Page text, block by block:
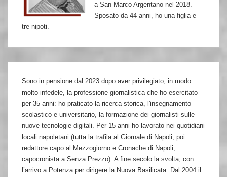
a San Marco Argentano nel 2018.
Sposato da 44 anni, ho una figlia e
tre nipoti.
Sono in pensione dal 2023 dopo aver privilegiato, in modo
molto infedele, la professione giornalistica che ho esercitato
per 35 anni: ho praticato la ricerca storica, l'insegnamento
scolastico e universitario, la formazione dei giornalisti sulle
nuove tecnologie digitali. Per 15 anni ho lavorato nei quotidiani
locali napoletani (tutta la trafila al Giornale di Napoli, poi
redattore capo al Mezzogiorno e Cronache di Napoli,
capocronista a Senza Prezzo). A fine secolo la svolta, con
l’arrivo a Potenza per dirigere la Nuova Basilicata. Dal 2004 il